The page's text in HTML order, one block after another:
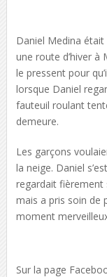
Daniel Medina
une route d’hiver à
le pressent pour
lorsque Daniel
fauteuil roulant
demeure.
Les garçons
la neige. Daniel
regardait fièrement
mais a pris soin de
moment
Sur la page